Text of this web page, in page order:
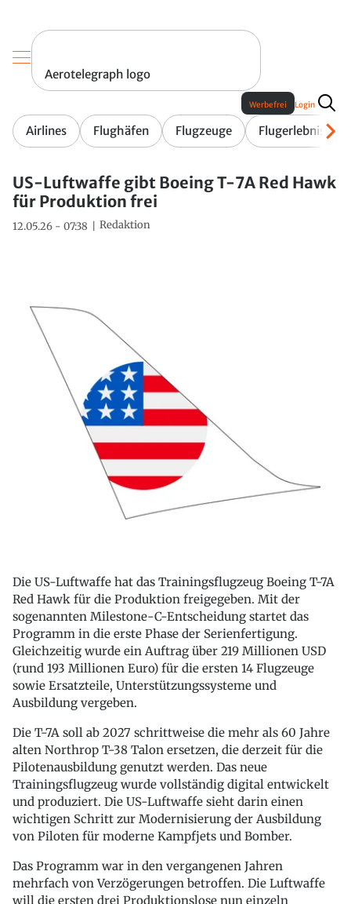
Aerotelegraph logo
Airlines Flughäfen Flugzeuge Flugerlebnis
Werbefrei Login
US-Luftwaffe gibt Boeing T-7A Red Hawk
für Produktion frei
12.05.26 - 07:38 Redaktion
Die US-Luftwaffe hat das Trainingsflugzeug Boeing T-7A
Red Hawk für die Produktion freigegeben. Mit der
sogenannten Milestone-C-Entscheidung startet das
Programm in die erste Phase der Serienfertigung.
Gleichzeitig wurde ein Auftrag über 219 Millionen USD
(rund 193 Millionen Euro) für die ersten 14 Flugzeuge
sowie Ersatzteile, Unterstützungssysteme und
Ausbildung vergeben.
Die T-7A soll ab 2027 schrittweise die mehr als 60 Jahre
alten Northrop T-38 Talon ersetzen, die derzeit für die
Pilotenausbildung genutzt werden. Das neue
Trainingsflugzeug wurde vollständig digital entwickelt
und produziert. Die US-Luftwaffe sieht darin einen
wichtigen Schritt zur Modernisierung der Ausbildung
von Piloten für moderne Kampfjets und Bomber.
Das Programm war in den vergangenen Jahren
mehrfach von Verzögerungen betroffen. Die Luftwaffe
will die ersten drei Produktionslose nun einzeln